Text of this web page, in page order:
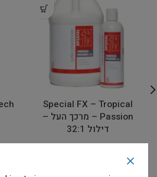
Special FX – Tropical
Passion – מרכך העל –
דילול 32:1
מרככים
המחיר ייחשף רק לבעלי
מספרות רשומים